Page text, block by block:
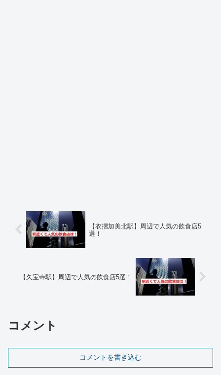
【衣摺加美北駅】周辺で人気の飲食店5
選！
【久宝寺駅】周辺で人気の飲食店5選！
コメント
コメントを書き込む